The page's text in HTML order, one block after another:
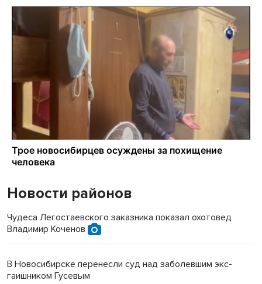
Новости районов
Чудеса Легостаевского заказника показал охотовед
Владимир Коченов
В Новосибирске перенесли суд над заболевшим экс-
гаишником Гусевым